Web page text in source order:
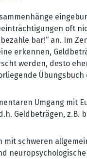
oft
bar!“ an. Im
erkennen,
werden, desto
Umgang
Geldbeträgen,
schweren